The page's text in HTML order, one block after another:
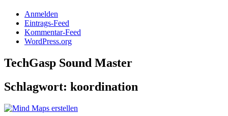
Anmelden
Eintrags-Feed
Kommentar-Feed
WordPress.org
TechGasp Sound Master
Schlagwort: koordination